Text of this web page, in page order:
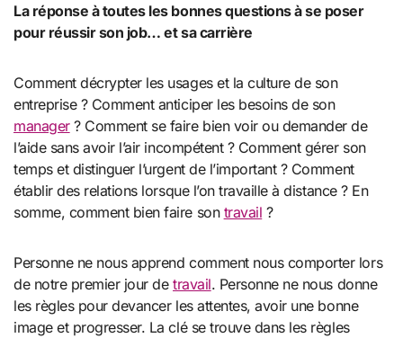
La réponse à toutes les bonnes questions à se poser
pour réussir son job… et sa carrière
Comment décrypter les usages et la culture de son
entreprise ? Comment anticiper les besoins de son
manager? Comment se faire bien voir ou demander de
l’aide sans avoir l’air incompétent ? Comment gérer son
temps et distinguer l’urgent de l’important ? Comment
établir des relations lorsque l’on travaille à distance ? En
somme, comment bien faire son travail ?
Personne ne nous apprend comment nous comporter lors
de notre premier jour detravail. Personne ne nous donne
les règles pour devancer les attentes, avoir une bonne
image et progresser. La clé se trouve dans les règles